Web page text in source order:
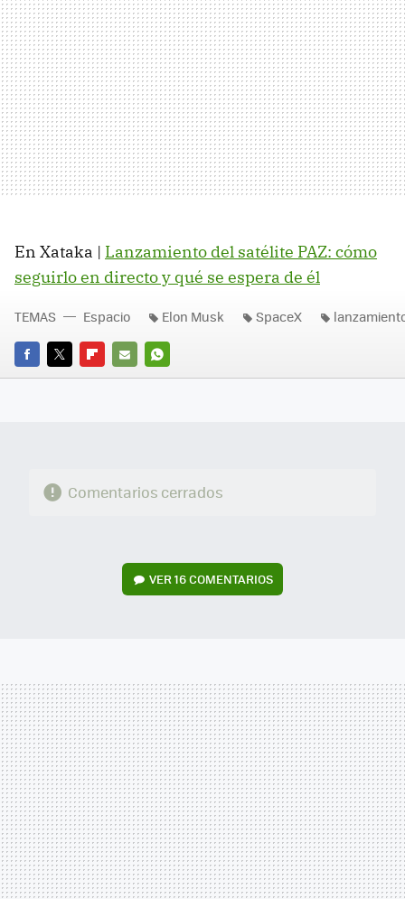
En Xataka | Lanzamiento del satélite PAZ: cómo
seguirlo en directo y qué se espera de él
FACEBOOK
TWITTERFLIPBOARD
E-
WHATSAPP
TEMAS Espacio Elon Musk SpaceX
Comentarios cerrados
VER16 COMENTARIOS